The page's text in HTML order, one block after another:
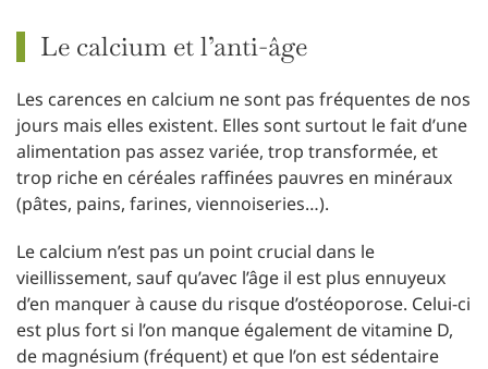
Le calcium et l’anti-âge
Les carences en calcium ne sont pas fréquentes de nos
jours mais elles existent. Elles sont surtout le fait d’une
alimentation pas assez variée, trop transformée, et
trop riche en céréales raffinées pauvres en minéraux
(pâtes, pains, farines, viennoiseries…).
Le calcium n’est pas un point crucial dans le
vieillissement, sauf qu’avec l’âge il est plus ennuyeux
d’en manquer à cause du risque d’ostéoporose. Celui-ci
est plus fort si l’on manque également de vitamine D,
de magnésium (fréquent) et que l’on est sédentaire